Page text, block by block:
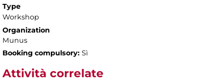
Type
Workshop
Organization
Munus
Booking compulsory: Sì
Attività correlate